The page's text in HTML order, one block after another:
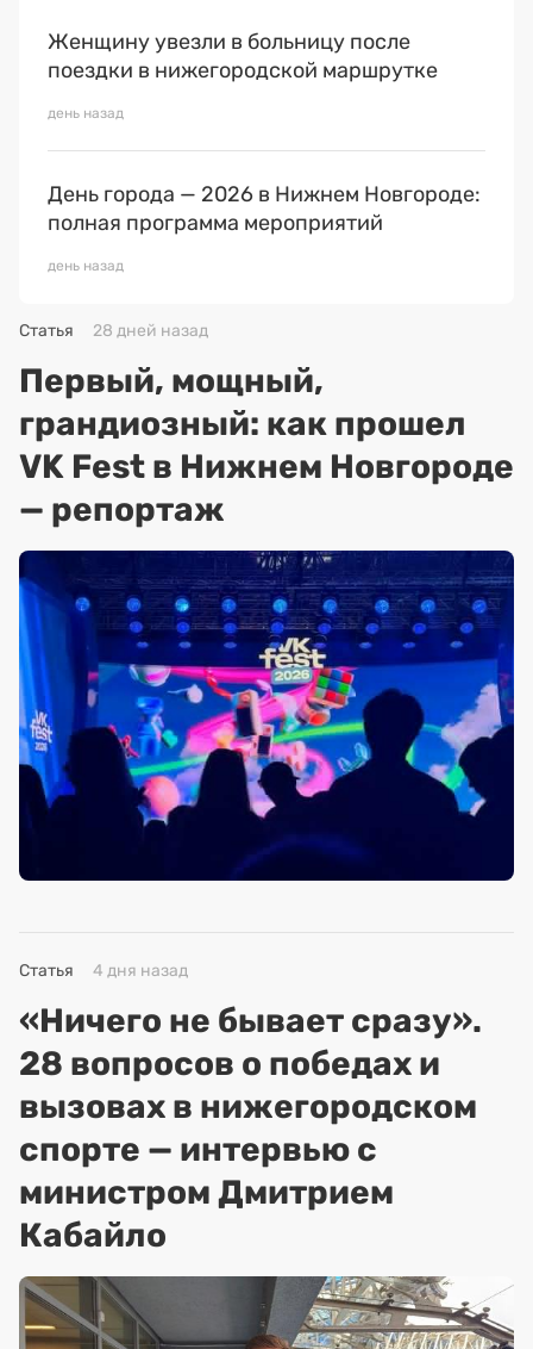
Женщину увезли в больницу после
поездки в нижегородской маршрутке
день назад
День города — 2026 в Нижнем Новгороде:
полная программа мероприятий
день назад
Статья 28 дней назад
Первый, мощный,
грандиозный: как прошел
VK Fest в Нижнем Новгороде
— репортаж
Статья 4 дня назад
«Ничего не бывает сразу».
28 вопросов о победах и
вызовах в нижегородском
спорте — интервью с
министром Дмитрием
Кабайло